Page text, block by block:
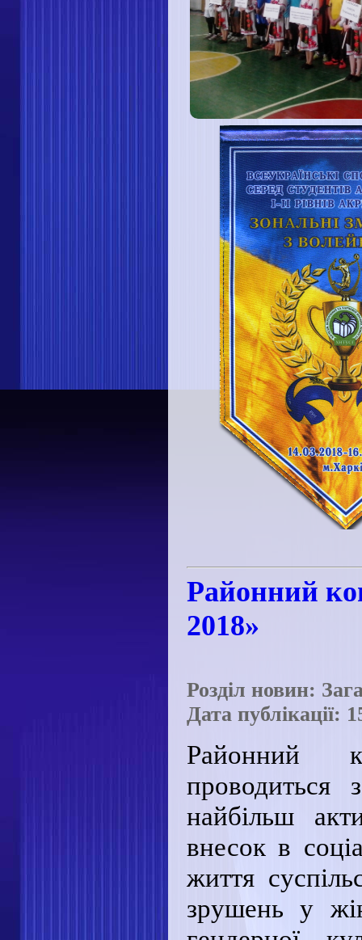
Районний
2018»
Розділ новин:
Дата публікації:
Районний
проводиться
найбільш
внесок в
життя
зрушень у